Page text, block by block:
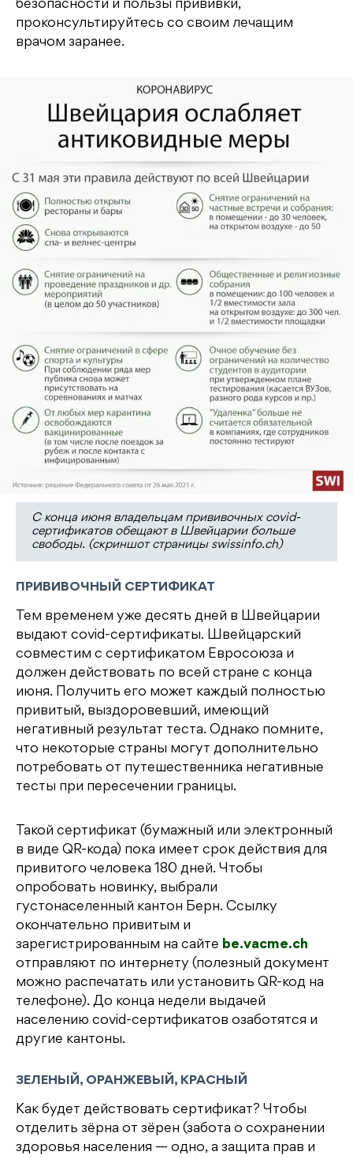
безопасности и пользы прививки,
проконсультируйтесь со своим лечащим
врачом заранее.
С конца июня владельцам прививочных covid-
сертификатов обещают в Швейцарии больше
свободы. (скриншот страницы swissinfo.ch)
ПРИВИВОЧНЫЙ СЕРТИФИКАТ
Тем временем уже десять дней в Швейцарии
выдают covid-сертификаты. Швейцарский
совместим с сертификатом Евросоюза и
должен действовать по всей стране с конца
июня. Получить его может каждый полностью
привитый, выздоровевший, имеющий
негативный результат теста. Однако помните,
что некоторые страны могут дополнительно
потребовать от путешественника негативные
тесты при пересечении границы.
Такой сертификат (бумажный или электронный
в виде QR-кода) пока имеет срок действия для
привитого человека 180 дней. Чтобы
опробовать новинку, выбрали
густонаселенный кантон Берн. Ссылку
окончательно привитым и
зарегистрированным на сайте be.vacme.ch
отправляют по интернету (полезный документ
можно распечатать или установить QR-код на
телефоне). До конца недели выдачей
населению covid-сертификатов озаботятся и
другие кантоны.
ЗЕЛЕНЫЙ, ОРАНЖЕВЫЙ, КРАСНЫЙ
Как будет действовать сертификат? Чтобы
отделить зёрна от зёрен (забота о сохранении
здоровья населения — одно, а защита прав и